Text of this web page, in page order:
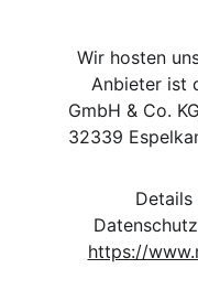
Wir hosten
Anbieter ist
GmbH & Co.
32339
Details
https://